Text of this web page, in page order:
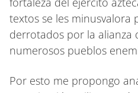
textos se les minusvalora
derrotados por la alianza
numerosos pueblos
Por esto me propongo